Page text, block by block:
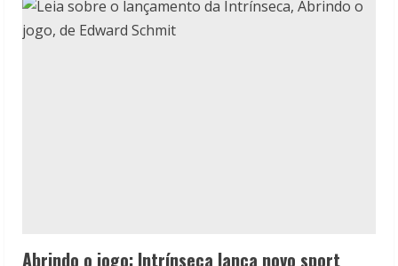
Abrindo o jogo: Intrínseca lança novo sport